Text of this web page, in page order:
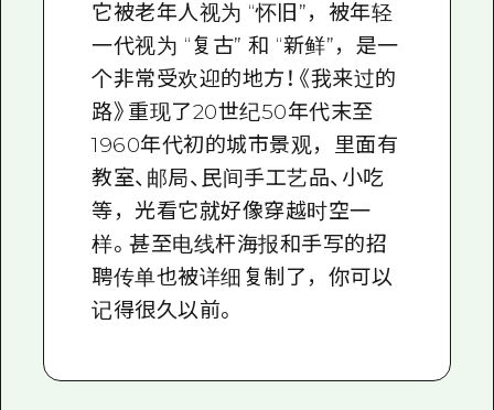
它被老年人视为 “怀旧”，被年轻
一代视为 “复古” 和 “新鲜”，是一
个非常受欢迎的地方！《我来过的
路》重现了20世纪50年代末至
1960年代初的城市景观，里面有
教室、邮局、民间手工艺品、小吃
等，光看它就好像穿越时空一
样。甚至电线杆海报和手写的招
聘传单也被详细复制了，你可以
记得很久以前。